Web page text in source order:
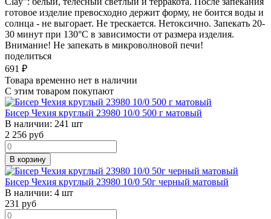
готовое изделие превосходно держит форму, не боится воды и
солнца - не выгорает. Не трескается. Нетоксично. Запекать 20-
30 минут при 130°C в зависимости от размера изделия.
Внимание! Не запекать в микроволновой печи!
поделиться
691 ₽
Товара временно нет в наличии
С этим товаром покупают
Бисер Чехия круглый 23980 10/0 500 г матовый
В наличии: 241 шт
2 256 руб
В корзину
Бисер Чехия круглый 23980 10/0 50г черный матовый
В наличии: 4 шт
231 руб